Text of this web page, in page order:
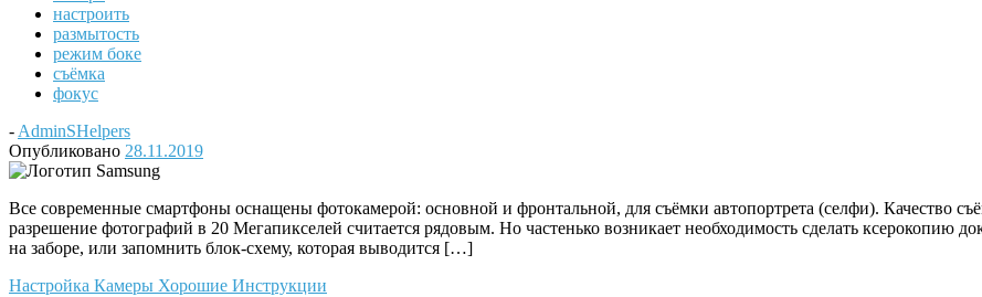
настроить
размытость
режим боке
съёмка
фокус
- AdminSHelpers
Опубликовано 28.11.2019
Все современные смартфоны оснащены фотокамерой: основной и фронтальной, для съёмки автопортрета (селфи). Качество
разрешение фотографий в 20 Мегапикселей считается рядовым. Но частенько возникает необходимость сделать ксерокопию
на заборе, или запомнить блок-схему, которая выводится […]
Настройка Камеры Хорошие Инструкции